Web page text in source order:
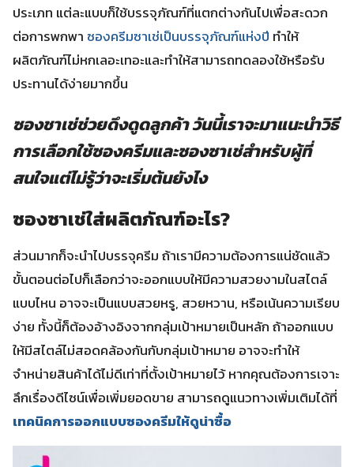
ประเภท แต่ละแบบก็ใช้บรรจุภัณฑ์ที่แตกต่างกันไปเพื่อสะดวก
ต่อการพกพา ซองครีมซาเช่เป็นบรรจุภัณฑ์แห่งปี ทำให้
ผลิตภัณฑ์ไม่หกเลอะเทอะและทำให้สามารถทดลองใช้หรือรับ
ประทานได้ง่ายมากขึ้น
ซองชาเช่ช่วยดึงดูดลูกค้า วันนี้เราจะมาแนะนำวิธี
การเลือกใช้ซองครีมและซองซาเช่สำหรับผู้ที่
สนใจแต่ไม่รู้ว่าจะเริ่มต้นยังไง
ซองซาเช่ใส่ผลิตภัณฑ์อะไร?
ส่วนมากก็จะนำไปบรรจุครีม ถ้าเรามีความต้องการแน่ชัดแล้ว
ขั้นตอนต่อไปก็เลือกว่าจะออกแบบให้มีความสวยงามในสไตล์
แบบไหน อาจจะเป็นแบบสวยหรู, สวยหวาน, หรือเน้นความเรียบ
ง่าย ทั้งนี้ก็ต้องอ้างอิงจากกลุ่มเป้าหมายเป็นหลัก ถ้าออกแบบ
ให้มีสไตล์ไม่สอดคล้องกันกับกลุ่มเป้าหมาย อาจจะทำให้
จำหน่ายสินค้าได้ไม่ดีเท่าที่ตั้งเป้าหมายไว้หากคุณต้องการเจาะ
ลึกเรื่องดีไซน์เพื่อเพิ่มยอดขาย สามารถดูแนวทางเพิ่มเติมได้ที่
เทคนิคการออกแบบซองครีมให้ดูน่าซื้อ